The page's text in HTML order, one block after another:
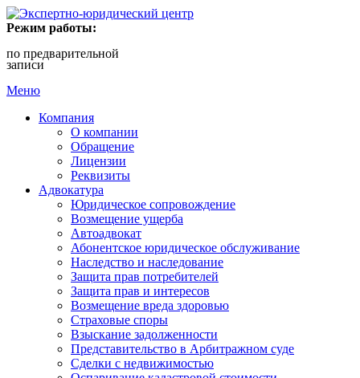
Режим работы:
по предварительной
записи
Меню
Компания
О компании
Обращение
Лицензии
Реквизиты
Адвокатура
Юридическое сопровождение
Возмещение ущерба
Автоадвокат
Абонентское юридическое обслуживание
Наследство и наследование
Защита прав потребителей
Защита прав и интересов
Возмещение вреда здоровью
Страховые споры
Взыскание задолженности
Представительство в Арбитражном суде
Сделки с недвижимостью